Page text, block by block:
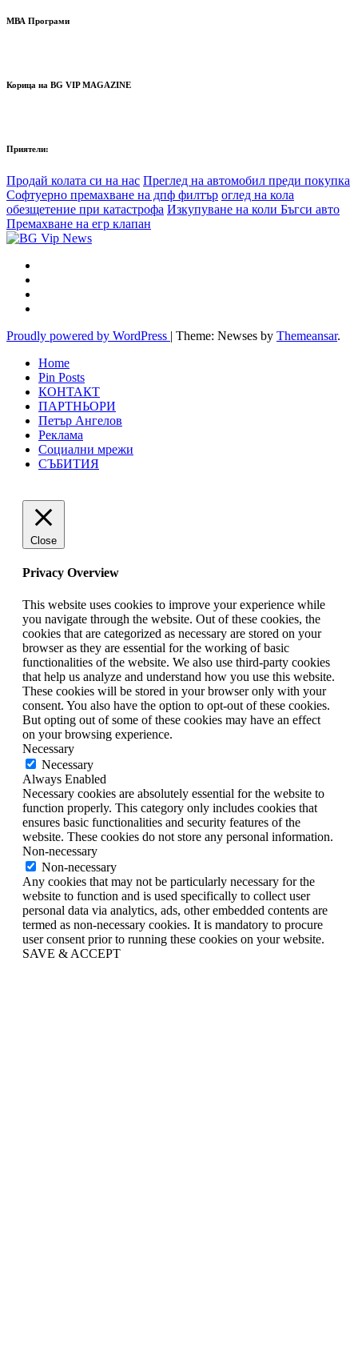
МВА Програми
Корица на BG VIP MAGAZINE
Приятели:
Продай колата си на нас Преглед на автомобил преди покупка
Софтуерно премахване на дпф филтър оглед на кола
обезщетение при катастрофа Изкупуване на коли Бъгси авто
Премахване на егр клапан
Proudly powered by WordPress | Theme: Newses by Themeansar.
Home
Pin Posts
КОНТАКТ
ПАРТНЬОРИ
Петър Ангелов
Реклама
Социални мрежи
СЪБИТИЯ
Close
Privacy Overview
This website uses cookies to improve your experience while
you navigate through the website. Out of these cookies, the
cookies that are categorized as necessary are stored on your
browser as they are essential for the working of basic
functionalities of the website. We also use third-party cookies
that help us analyze and understand how you use this website.
These cookies will be stored in your browser only with your
consent. You also have the option to opt-out of these cookies.
But opting out of some of these cookies may have an effect
on your browsing experience.
Necessary
Necessary
Always Enabled
Necessary cookies are absolutely essential for the website to
function properly. This category only includes cookies that
ensures basic functionalities and security features of the
website. These cookies do not store any personal information.
Non-necessary
Non-necessary
Any cookies that may not be particularly necessary for the
website to function and is used specifically to collect user
personal data via analytics, ads, other embedded contents are
termed as non-necessary cookies. It is mandatory to procure
user consent prior to running these cookies on your website.
SAVE & ACCEPT